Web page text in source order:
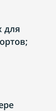
для